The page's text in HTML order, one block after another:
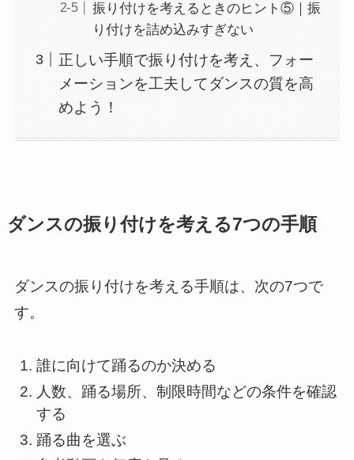
振り付けを考えるときのヒント⑤｜振
り付けを詰め込みすぎない
正しい手順で振り付けを考え、フォー
メーションを工夫してダンスの質を高
めよう！
ダンスの振り付けを考える7つの手順
ダンスの振り付けを考える手順は、次の7つで
す。
誰に向けて踊るのか決める
人数、踊る場所、制限時間などの条件を確認
する
踊る曲を選ぶ